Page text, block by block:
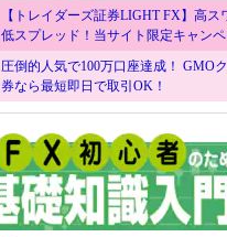
【トレイダーズ証券LIGHT FX】高ス
低スプレッド！当サイト限定キャン
圧倒的人気で100万口座達成！ GMO
券なら最短即日で取引OK！